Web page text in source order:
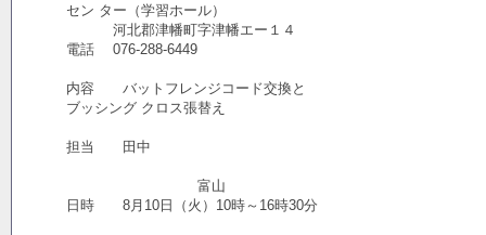
セン ター（学習ホール）
河北郡津幡町字津幡エー１４
電話 076-288-6449
内容 バットフレンジコード交換と
ブッシング クロス張替え
担当 田中
富山
日時 8月10日（火）10時～16時30分